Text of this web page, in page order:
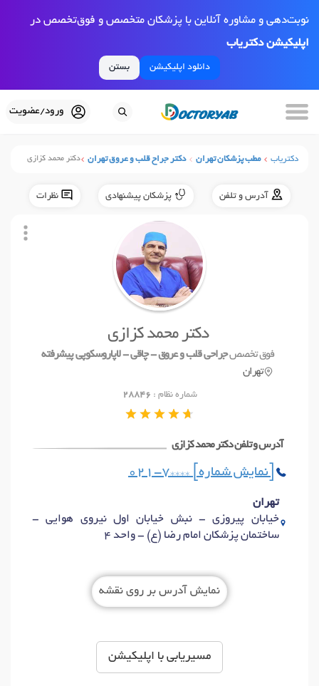
نوبت‌دهی و مشاوره آنلاین با پزشکان متخصص و فوق‌تخصص در
اپلیکیشن دکتریاب
دانلود اپلیکیشن بستن
ورود/عضویت
دکتریاب مطب پزشکان تهران دکتر جراح قلب و عروق تهران دکتر محمد کزازی
آدرس و تلفن پزشکان پیشنهادی نظرات
دکتر محمد کزازی
فوق تخصصجراحی قلب و عروق - چاقی - لاپاروسکوپی پیشرفته
تهران
شماره نظام : 28846
آدرس و تلفن دکتر محمد کزازی
021-7**** [نمایش شماره]
تهران
خیابان پیروزی - نبش خیابان اول نیروی هوایی -
ساختمان پزشکان امام رضا (ع) - واحد 4
نمایش آدرس بر روی نقشه
مسیریابی با اپلیکیشن